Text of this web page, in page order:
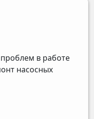
в работе
насосных